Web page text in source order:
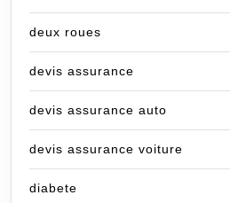
deux roues
devis assurance
devis assurance auto
devis assurance voiture
diabete